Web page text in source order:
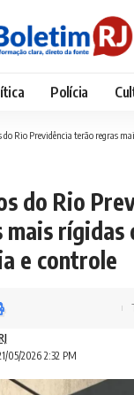
Polícia
Rio Previdência terão regras mais
do Rio
rígidas
e controle
05/2026 2:32 PM